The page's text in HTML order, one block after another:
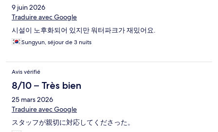
9 juin 2026
Traduire avec Google
시설이 노후화되어 있지만 워터파크가 재밌어요.
Sungyun, séjour de 3 nuits
Avis vérifié
8/10 – Très bien
25 mars 2026
Traduire avec Google
スタッフが親切に対応してくださった。